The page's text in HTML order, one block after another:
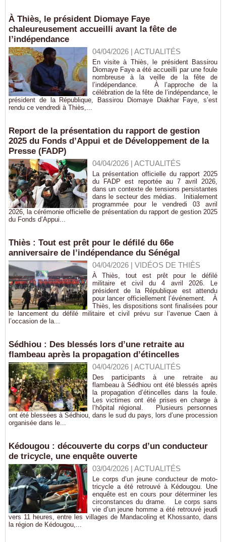
À Thiès, le président Diomaye Faye
chaleureusement accueilli avant la fête de
l’indépendance
04/04/2026| ACTUALITÉS
En visite à Thiès, le président Bassirou
Diomaye Faye a été accueilli par une foule
nombreuse à la veille de la fête de
l’indépendance. À l’approche de la
célébration de la fête de l’indépendance, le
président de la République, Bassirou Diomaye Diakhar Faye, s’est
rendu ce vendredi à Thiès,...
Report de la présentation du rapport de gestion
2025 du Fonds d’Appui et de Développement de la
Presse (FADP)
04/04/2026| ACTUALITÉS
La présentation officielle du rapport 2025
du FADP est reportée au 7 avril 2026,
dans un contexte de tensions persistantes
dans le secteur des médias. Initialement
programmée pour le vendredi 03 avril
2026, la cérémonie officielle de présentation du rapport de gestion 2025
du Fonds d’Appui...
Thiès : Tout est prêt pour le défilé du 66e
anniversaire de l’indépendance du Sénégal
04/04/2026| VIDÉOS DE THIÈS
À Thiès, tout est prêt pour le défilé
militaire et civil du 4 avril 2026. Le
président de la République est attendu
pour lancer officiellement l’événement. À
Thiès, les dispositions sont finalisées pour
le lancement du défilé militaire et civil prévu sur l’avenue Caen à
l’occasion de la...
Sédhiou : Des blessés lors d’une retraite au
flambeau après la propagation d’étincelles
04/04/2026| ACTUALITÉS
Des participants à une retraite au
flambeau à Sédhiou ont été blessés après
la propagation d’étincelles dans la foule.
Les victimes ont été prises en charge à
l’hôpital régional. Plusieurs personnes
ont été blessées à Sédhiou, dans le sud du pays, lors d’une procession
organisée dans le...
Kédougou : découverte du corps d’un conducteur
de tricycle, une enquête ouverte
03/04/2026| ACTUALITÉS
Le corps d’un jeune conducteur de moto-
tricycle a été retrouvé à Kédougou. Une
enquête est en cours pour déterminer les
circonstances du drame. Le corps sans
vie d’un jeune homme a été retrouvé jeudi
vers 11 heures, entre les villages de Mandacoling et Khossanto, dans
la région de Kédougou,...